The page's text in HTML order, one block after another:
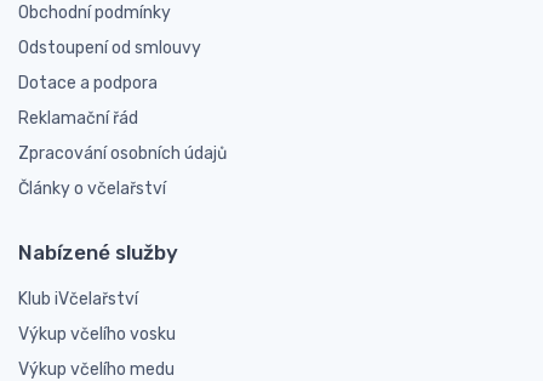
Obchodní podmínky
Odstoupení od smlouvy
Dotace a podpora
Reklamační řád
Zpracování osobních údajů
Články o včelařství
Nabízené služby
Klub iVčelařství
Výkup včelího vosku
Výkup včelího medu